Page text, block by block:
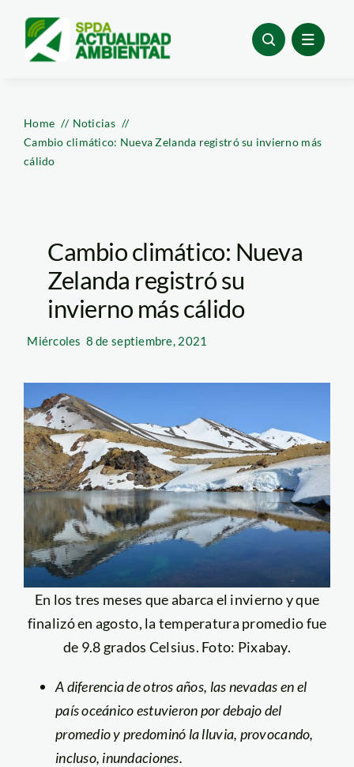
content
Home
Noticias
Cambio climático: Nueva Zelanda registró su invierno más
cálido
Cambio climático: Nueva
Zelanda registró su
invierno más cálido
Miércoles 8 de septiembre, 2021
En los tres meses que abarca el invierno y que
finalizó en agosto, la temperatura promedio fue
de 9.8 grados Celsius. Foto: Pixabay.
A diferencia de otros años, las nevadas en el
país oceánico estuvieron por debajo del
promedio y predominó la lluvia, provocando,
incluso, inundaciones.